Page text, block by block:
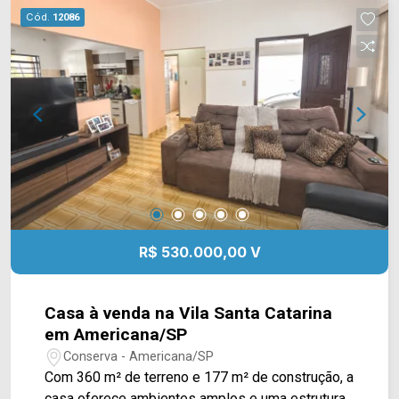
Grill, academia Body Fit, escolas e restaurantes.
Entre em contato com a equipe da Arbix Imóveis
e agende a sua visita!! WhatsApp e Telefone:
(19) 3475-4546 ARBIX IMÓVEIS - Presente em
cada mudança!
Cód. 12086
R$ 530.000,00 V
Casa à venda na Vila Santa Catarina
em Americana/SP
Conserva - Americana/SP
Com 360 m² de terreno e 177 m² de construção, a